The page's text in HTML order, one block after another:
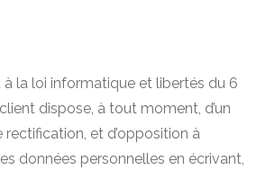
la loi informatique et libertés du 6
dispose, à tout moment, d’un
rectification, et d’opposition à
données personnelles en écrivant,